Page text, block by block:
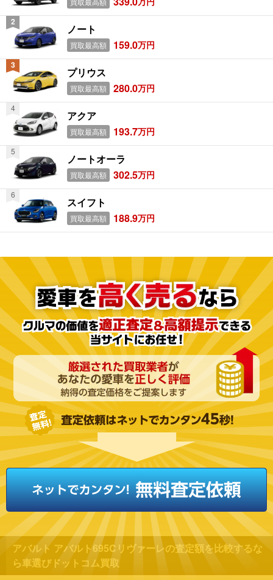
アバルト アバルト695Cリヴァーレの査定額を比較するな
ら車選びドットコム買取
ノート
買取最高額 159.0万円
プリウス
買取最高額 280.0万円
アクア
買取最高額 193.7万円
ノートオーラ
買取最高額 302.5万円
スイフト
買取最高額 188.9万円